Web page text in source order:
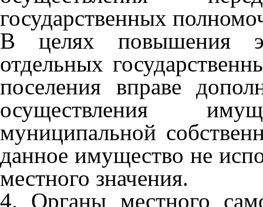
государственных
В целях повышения
отдельных
поселения вправе
осуществления
муниципальной
данное имущество не
местного значения.
4. Органы местного